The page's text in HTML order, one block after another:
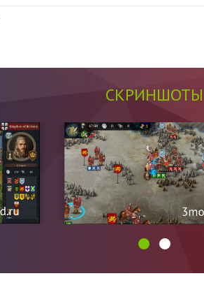
СКРИНШОТЫ